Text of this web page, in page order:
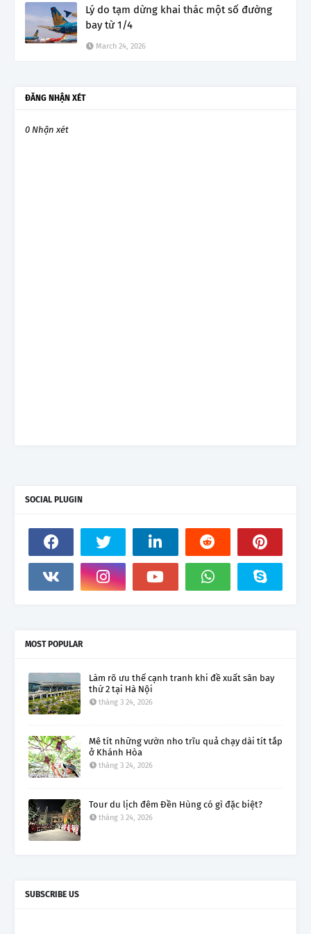
Lý do tạm dừng khai thác một số đường
bay từ 1/4
March 24, 2026
ĐĂNG NHẬN XÉT
0 Nhận xét
SOCIAL PLUGIN
MOST POPULAR
Làm rõ ưu thế cạnh tranh khi đề xuất sân bay
thứ 2 tại Hà Nội
tháng 3 24, 2026
Mê tít những vườn nho trĩu quả chạy dài tít tắp
ở Khánh Hòa
tháng 3 24, 2026
Tour du lịch đêm Đền Hùng có gì đặc biệt?
tháng 3 24, 2026
SUBSCRIBE US